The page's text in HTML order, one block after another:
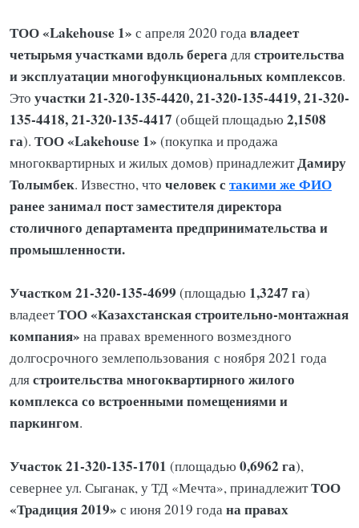
ТОО «Lakehouse 1» с апреля 2020 года владеет
четырьмя участками вдоль берега длястроительства
и эксплуатации многофункциональных комплексов.
Это участки 21-320-135-4420, 21-320-135-4419, 21-320-
135-4418, 21-320-135-4417 (общей площадью 2,1508
га). ТОО «Lakehouse 1» (покупка и продажа
многоквартирных и жилых домов) принадлежитДамиру
Толымбек. Известно, что человек с такими же ФИО
ранее занимал пост заместителя директора
столичного департамента предпринимательства и
промышленности.
Участком 21-320-135-4699 (площадью 1,3247 га)
владеетТОО «Казахстанская строительно-монтажная
компания» на правах временного возмездного
долгосрочного землепользования с ноября 2021 года
длястроительства многоквартирного жилого
комплекса со встроенными помещениями и
паркингом.
Участок21-320-135-1701 (площадью 0,6962 га),
севернее ул. Сыганак, у ТД «Мечта», принадлежитТОО
«Традиция 2019» с июня 2019 года на правах